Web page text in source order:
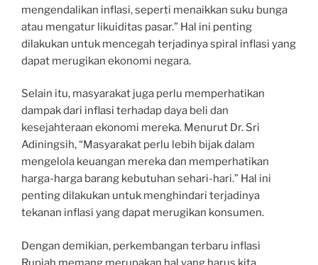
mengendalikan inflasi, seperti menaikkan suku bunga
atau mengatur likuiditas pasar.” Hal ini penting
dilakukan untuk mencegah terjadinya spiral inflasi yang
dapat merugikan ekonomi negara.
Selain itu, masyarakat juga perlu memperhatikan
dampak dari inflasi terhadap daya beli dan
kesejahteraan ekonomi mereka. Menurut Dr. Sri
Adiningsih, “Masyarakat perlu lebih bijak dalam
mengelola keuangan mereka dan memperhatikan
harga-harga barang kebutuhan sehari-hari.” Hal ini
penting dilakukan untuk menghindari terjadinya
tekanan inflasi yang dapat merugikan konsumen.
Dengan demikian, perkembangan terbaru inflasi